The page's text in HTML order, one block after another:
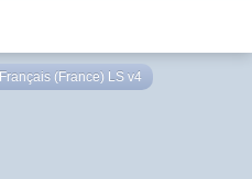
Français (France) LS v4